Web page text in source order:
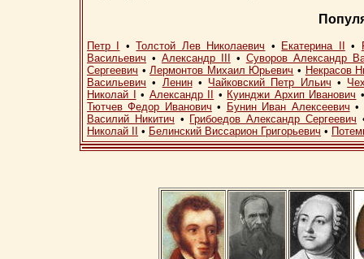
Петр I •Толстой Лев Николаевич • Екатерина II •
Васильевич • Александр III • Суворов Александр
Сергеевич •Лермонтов Михаил Юрьевич • Некрасов
Васильевич • Ленин• Чайковский Петр Ильич •
Николай I
• Александр II • Куинджи Архип Иванович
Тютчев Федор Иванович • Бунин Иван Алексеевич •
Василий Никитич • Грибоедов Александр Сергеевич
Николай II
• Белинский Виссарион Григорьевич •